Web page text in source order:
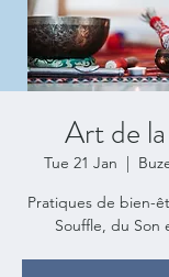
Art de
Tue 21 Jan
  |
Pratiques de bien-
Souffle, du Son